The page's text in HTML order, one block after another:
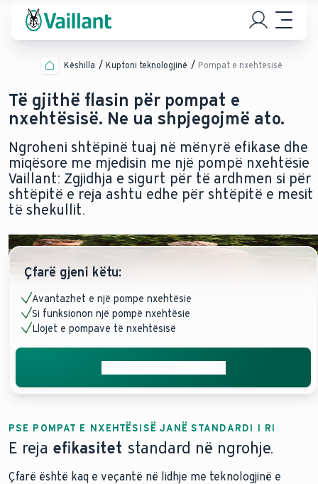
Këshilla Kuptoni teknologjinë Pompat e nxehtësisë
Të gjithë flasin për pompat e
nxehtësisë. Ne ua shpjegojmë ato.
Ngroheni shtëpinë tuaj në mënyrë efikase dhe
miqësore me mjedisin me një pompë nxehtësie
Vaillant: Zgjidhja e sigurt për të ardhmen si për
shtëpitë e reja ashtu edhe për shtëpitë e mesit
të shekullit.
Çfarë gjeni këtu:
Avantazhet e një pompe nxehtësie
Si funksionon një pompë nxehtësie
Llojet e pompave të nxehtësisë
PSE POMPAT E NXEHTËSISË JANË STANDARDI I RI
E reja efikasitet standard në ngrohje.
Çfarë është kaq e veçantë në lidhje me teknologjinë e